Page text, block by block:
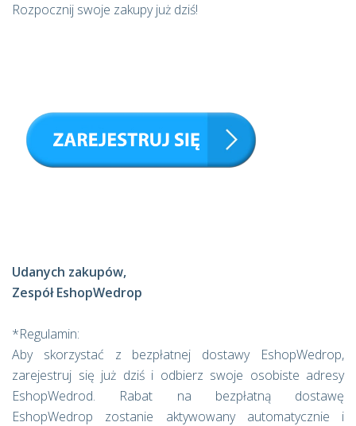
Rozpocznij swoje zakupy już dziś!
Udanych zakupów,
Zespół EshopWedrop
*Regulamin:
Aby skorzystać z bezpłatnej dostawy EshopWedrop,
zarejestruj się już dziś i odbierz swoje osobiste adresy
EshopWedrod. Rabat na bezpłatną dostawę
EshopWedrop zostanie aktywowany automatycznie i